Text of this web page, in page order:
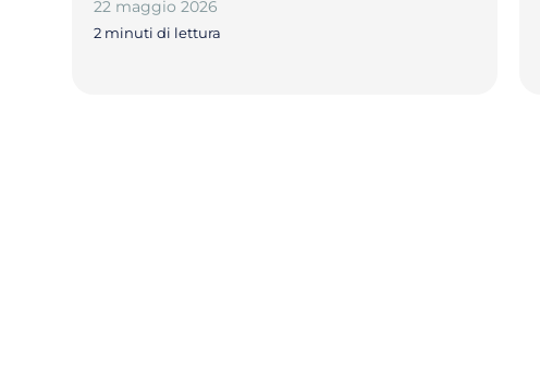
22 maggio 2026
2 minuti di lettura